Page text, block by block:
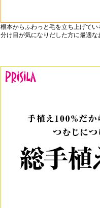
根本からふわっと毛を立ち上げてい
分け目が気になりだした方に最適な